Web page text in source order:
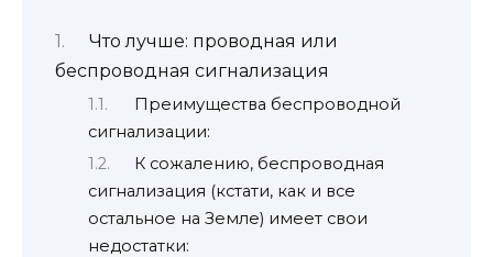
Что лучше: проводная или
беспроводная сигнализация
Преимущества беспроводной
сигнализации:
К сожалению, беспроводная
сигнализация (кстати, как и все
остальное на Земле) имеет свои
недостатки: